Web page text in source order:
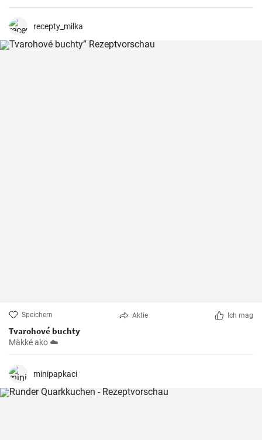
oder Abendessen.
recepty_milka
Speichern Aktie Ich mag
Tvarohové buchty
Mäkké ako ☁️
minipapkaci